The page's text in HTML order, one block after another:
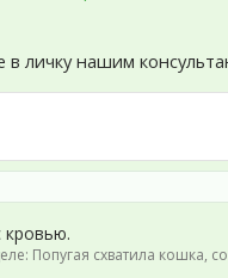
личку нашим
кровью.
Попугая схватила кошка,